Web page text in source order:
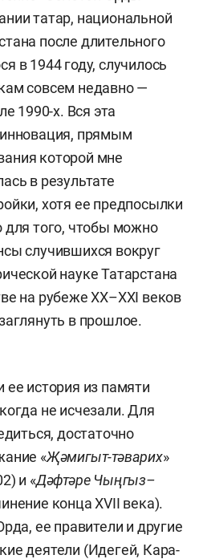
татар, национальной
после длительного
в 1944 году, случилось
совсем недавно —
1990-х. Вся эта
инновация, прямым
которой мне
в результате
хотя ее предпосылки
того, чтобы можно
случившихся вокруг
науке Татарстана
на рубеже XX–XXI веков
в прошлое.
история из памяти
не исчезали. Для
достаточно
«Җәмигыт-тәварих»
и «Дәфтәре Чыңгыз–
конца XVII века).
ее правители и другие
деятели (Идегей, Кара-